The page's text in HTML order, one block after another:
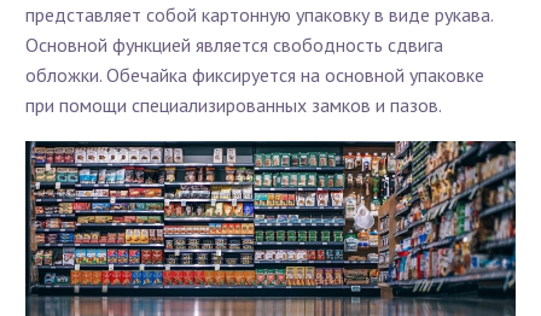
представляет собой картонную упаковку в виде рукава.
Основной функцией является свободность сдвига
обложки. Обечайка фиксируется на основной упаковке
при помощи специализированных замков и пазов.